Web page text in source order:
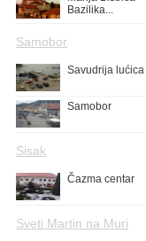
Bazilika...
Samobor
Savudrija lućica
Samobor
Sisak
Čazma centar
Sveti Martin na Muri